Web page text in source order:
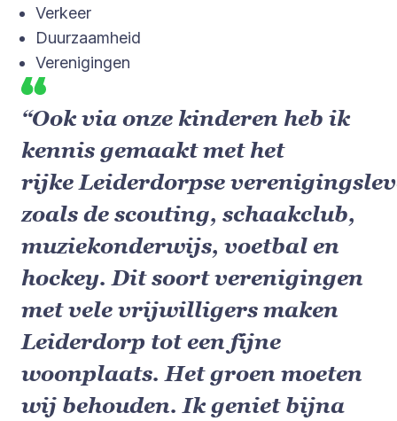
Verkeer
Duurzaamheid
Verenigingen
“Ook via onze kinderen heb ik
kennis gemaakt met het
rijke Leiderdorpse
zoals de scouting, schaakclub,
muziekonderwijs, voetbal en
hockey. Dit soort verenigingen
met vele vrijwilligers maken
Leiderdorp tot een fijne
woonplaats. Het groen moeten
wij behouden. Ik geniet bijna